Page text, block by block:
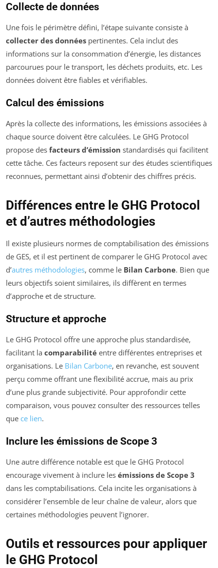
Collecte de données
Une fois le périmètre défini, l’étape suivante consiste à
collecter des données pertinentes. Cela inclut des
informations sur la consommation d’énergie, les distances
parcourues pour le transport, les déchets produits, etc. Les
données doivent être fiables et vérifiables.
Calcul des émissions
Après la collecte des informations, les émissions associées à
chaque source doivent être calculées. Le GHG Protocol
propose des facteurs d’émission standardisés qui facilitent
cette tâche. Ces facteurs reposent sur des études scientifiques
reconnues, permettant ainsi d’obtenir des chiffres précis.
Différences entre le GHG Protocol
et d’autres méthodologies
Il existe plusieurs normes de comptabilisation des émissions
de GES, et il est pertinent de comparer le GHG Protocol avec
d’autres méthodologies, comme le Bilan Carbone. Bien que
leurs objectifs soient similaires, ils diffèrent en termes
d’approche et de structure.
Structure et approche
Le GHG Protocol offre une approche plus standardisée,
facilitant la comparabilité entre différentes entreprises et
organisations. Le Bilan Carbone, en revanche, est souvent
perçu comme offrant une flexibilité accrue, mais au prix
d’une plus grande subjectivité. Pour approfondir cette
comparaison, vous pouvez consulter des ressources telles
que ce lien.
Inclure les émissions de Scope 3
Une autre différence notable est que le GHG Protocol
encourage vivement à inclure les émissions de Scope 3
dans les comptabilisations. Cela incite les organisations à
considérer l’ensemble de leur chaîne de valeur, alors que
certaines méthodologies peuvent l’ignorer.
Outils et ressources pour appliquer
le GHG Protocol